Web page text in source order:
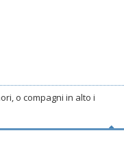
o compagni in alto i